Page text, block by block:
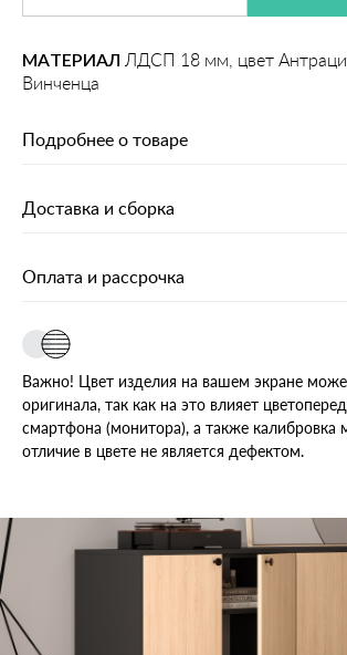
МАТЕРИАЛ ЛДСП 18 мм, цвет
Винченца
Подробнее о товаре
Доставка и сборка
Оплата и рассрочка
Важно! Цвет изделия на вашем экране
оригинала, так как на это влияет
смартфона (монитора), а также калибровка
отличие в цвете не является дефектом.